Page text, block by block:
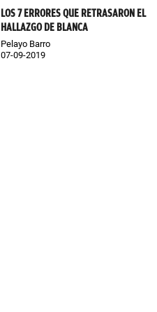
LOS 7 ERRORES QUE RETRASARON EL
HALLAZGO DE BLANCA
Pelayo Barro
07-09-2019